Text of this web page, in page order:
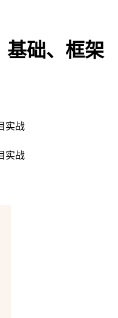
基础、框架
实战
实战